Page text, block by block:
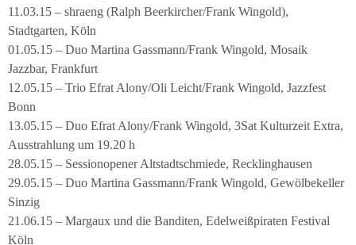
11.03.15 – shraeng (Ralph Beerkircher/Frank Wingold),
Stadtgarten, Köln
01.05.15 – Duo Martina Gassmann/Frank Wingold, Mosaik
Jazzbar, Frankfurt
12.05.15 – Trio Efrat Alony/Oli Leicht/Frank Wingold, Jazzfest
Bonn
13.05.15 – Duo Efrat Alony/Frank Wingold, 3Sat Kulturzeit Extra,
Ausstrahlung um 19.20 h
28.05.15 – Sessionopener Altstadtschmiede, Recklinghausen
29.05.15 – Duo Martina Gassmann/Frank Wingold, Gewölbekeller
Sinzig
21.06.15 – Margaux und die Banditen, Edelweißpiraten Festival
Köln